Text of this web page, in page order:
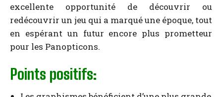
excellente opportunité de découvrir ou
redécouvrir un jeu qui a marqué une époque, tout
en espérant un futur encore plus prometteur
pour les Panopticons.
Points positifs: